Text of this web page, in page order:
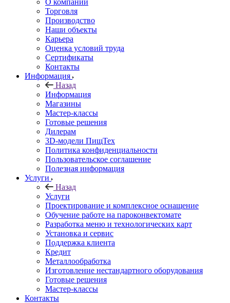
О компании
Торговля
Производство
Наши объекты
Карьера
Оценка условий труда
Сертификаты
Контакты
Информация
Назад
Информация
Магазины
Мастер-классы
Готовые решения
Дилерам
3D-модели ПищТех
Политика конфиденциальности
Пользовательское соглашение
Полезная информация
Услуги
Назад
Услуги
Проектирование и комплексное оснащение
Обучение работе на пароконвектомате
Разработка меню и технологических карт
Установка и сервис
Поддержка клиента
Кредит
Металлообработка
Изготовление нестандартного оборудования
Готовые решения
Мастер-классы
Контакты